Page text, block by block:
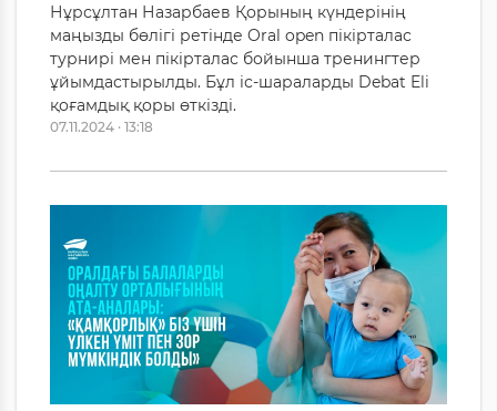
Нұрсұлтан Назарбаев Қорының күндерінің
маңызды бөлігі ретінде Oral open пікірталас
турнирі мен пікірталас бойынша тренингтер
ұйымдастырылды. Бұл іс-шараларды Debat Eli
қоғамдық қоры өткізді.
07.11.2024 · 13:18